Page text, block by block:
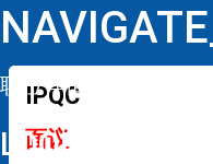
职位详情
LOOP
IPQC
面议